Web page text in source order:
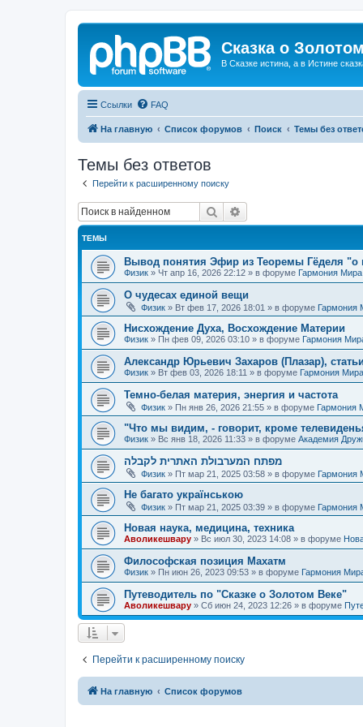
Сказка о
В Сказке истина, а в Истине
Ссылки FAQ
На главную Список форумов Поиск Темы без
Темы без ответов
Перейти к расширенному поиску
Поиск
ТЕМЫ
Вывод понятия Эфир из Теоремы Гёделя "о
Физик » Чт апр 16, 2026 22:12 » в форуме Гармония Мира
О чудесах единой вещи
Физик » Вт фев 17, 2026 18:01 » в форуме Гармония
Нисхождение Духа, Восхождение Материи
Физик » Пн фев 09, 2026 03:10 » в форуме Гармония
Александр Юрьевич Захаров (Плазар), статьи
Физик » Вт фев 03, 2026 18:11 » в форуме Гармония Мира
Темно-белая материя, энергия и частота
Физик » Пн янв 26, 2026 21:55 » в форуме Гармония
"Что мы видим, - говорит, кроме
Физик » Вс янв 18, 2026 11:33 » в форуме Академия
מפתח המערבולת האתרית לקבלה
Физик » Пт мар 21, 2025 03:58 » в форуме Гармония
Не багато українською
Физик » Пт мар 21, 2025 03:39 » в форуме Гармония
Новая наука, медицина, техника
Аволикешвару » Вс июл 30, 2023 14:08 » в форуме
Философская позиция Махатм
Физик » Пн июн 26, 2023 09:53 » в форуме Гармония
Путеводитель по "Сказке о Золотом Веке"
Аволикешвару » Сб июн 24, 2023 12:26 » в форуме
Перейти к расширенному поиску
На главную Список форумов